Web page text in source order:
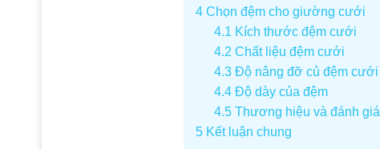
4 Chọn đệm cho giường cưới
4.1 Kích thước đệm cưới
4.2 Chất liệu đệm cưới
4.3Độ nâng đỡ củ đệm cưới
4.4Độ dày của đệm
4.5Thương hiệu và đánh giá
5 Kết luận chung